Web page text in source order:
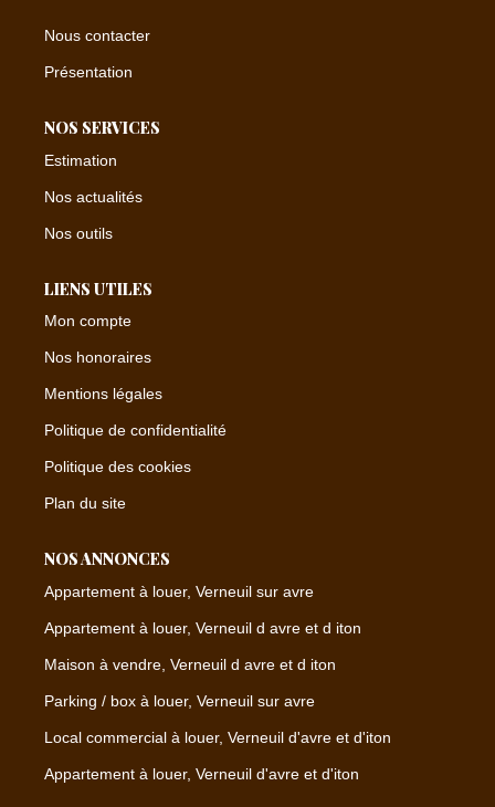
Nous contacter
Présentation
NOS SERVICES
Estimation
Nos actualités
Nos outils
LIENS UTILES
Mon compte
Nos honoraires
Mentions légales
Politique de confidentialité
Politique des cookies
Plan du site
NOS ANNONCES
Appartement à louer, Verneuil sur avre
Appartement à louer, Verneuil d avre et d iton
Maison à vendre, Verneuil d avre et d iton
Parking / box à louer, Verneuil sur avre
Local commercial à louer, Verneuil d'avre et d'iton
Appartement à louer, Verneuil d'avre et d'iton